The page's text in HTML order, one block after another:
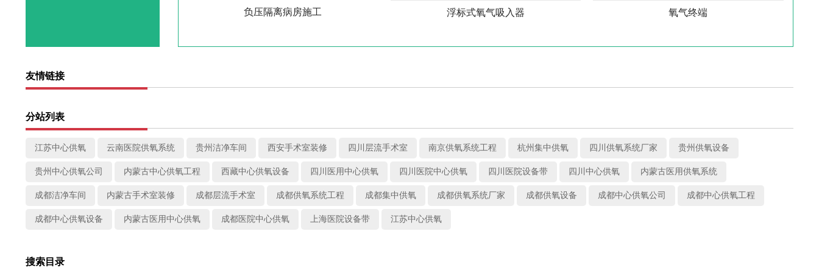
负压隔离病房施工 浮标式氧气吸入器 氧气终端
友情链接
分站列表
江苏中心供氧 云南医院供氧系统 贵州洁净车间 西安手术室装修 四川层流手术室 南京供氧系统工程 杭州集中供氧 四川供氧系统厂家 贵州供氧设备
贵州中心供氧公司 内蒙古中心供氧工程 西藏中心供氧设备 四川医用中心供氧 四川医院中心供氧 四川医院设备带 四川中心供氧 内蒙古医用供氧系统
成都洁净车间 内蒙古手术室装修 成都层流手术室 成都供氧系统工程 成都集中供氧 成都供氧系统厂家 成都供氧设备 成都中心供氧公司 成都中心供氧工程
成都中心供氧设备 内蒙古医用中心供氧 成都医院中心供氧 上海医院设备带 江苏中心供氧
搜索目录